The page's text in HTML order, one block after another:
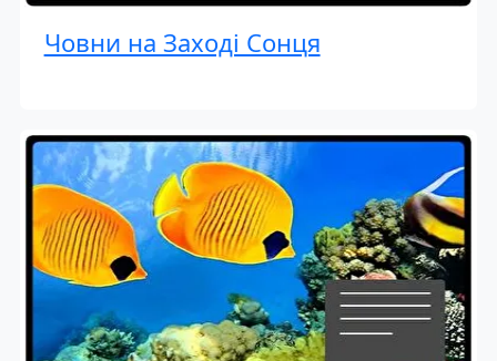
Човни на Заході Сонця